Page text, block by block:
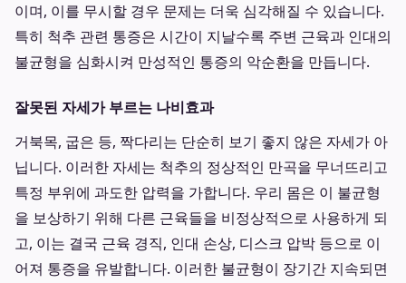
이며, 이를 무시할 경우 문제는 더욱 심각해질 수 있습니다.
특히 척추 관련 통증은 시간이 지날수록 주변 근육과 인대의
불균형을 심화시켜 만성적인 통증의 악순환을 만듭니다.
잘못된 자세가 부르는 나비효과
거북목, 굽은 등, 짝다리는 단순히 보기 좋지 않은 자세가 아
닙니다. 이러한 자세는 척추의 정상적인 만곡을 무너뜨리고
특정 부위에 과도한 압력을 가합니다. 우리 몸은 이 불균형
을 보상하기 위해 다른 근육들을 비정상적으로 사용하게 되
고, 이는 결국 근육 경직, 인대 손상, 디스크 압박 등으로 이
어져 통증을 유발합니다. 이러한 불균형이 장기간 지속되면